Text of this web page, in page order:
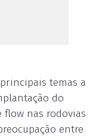
temas a
do
flow nas rodovias
entre